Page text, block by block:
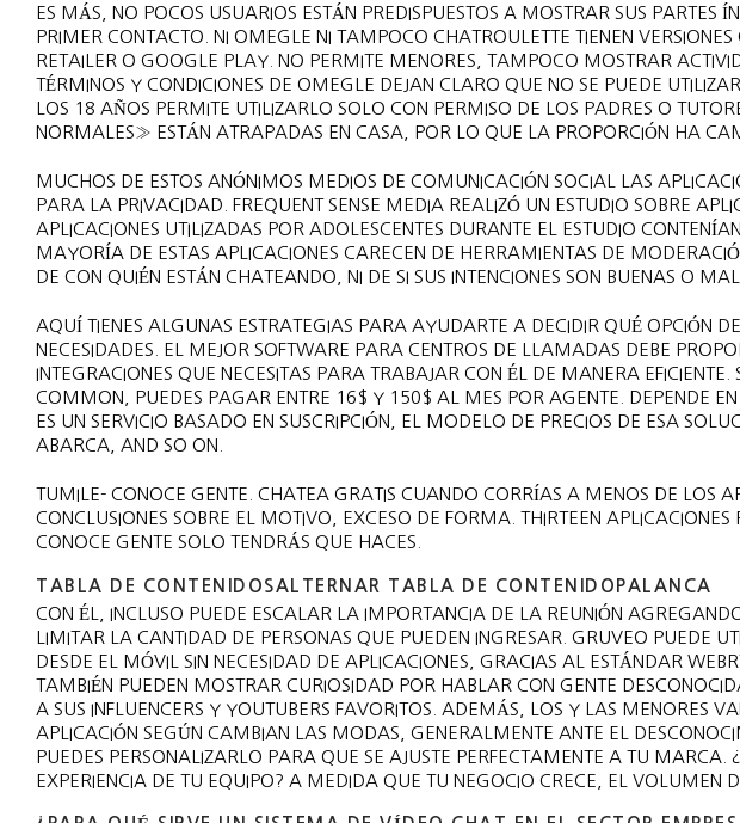
ES MÁS, NO POCOS USUARIOS ESTÁN PREDISPUESTOS A MOSTRAR SUS PARTES
PRIMER CONTACTO. NI OMEGLE NI TAMPOCO CHATROULETTE TIENEN
RETAILER O GOOGLE PLAY. NO PERMITE MENORES, TAMPOCO MOSTRAR
TÉRMINOS Y CONDICIONES DE OMEGLE DEJAN CLARO QUE NO SE PUEDE
LOS 18 AÑOS PERMITE UTILIZARLO SOLO CON PERMISO DE LOS PADRES O
NORMALES» ESTÁN ATRAPADAS EN CASA, POR LO QUE LA PROPORCIÓN HA
MUCHOS DE ESTOS ANÓNIMOS MEDIOS DE COMUNICACIÓN SOCIAL LAS
PARA LA PRIVACIDAD. FREQUENT SENSE MEDIA REALIZÓ UN ESTUDIO SOBRE
APLICACIONES UTILIZADAS POR ADOLESCENTES DURANTE EL ESTUDIO
MAYORÍA DE ESTAS APLICACIONES CARECEN DE HERRAMIENTAS DE
DE CON QUIÉN ESTÁN CHATEANDO, NI DE SI SUS INTENCIONES SON BUENAS O
AQUÍ TIENES ALGUNAS ESTRATEGIAS PARA AYUDARTE A DECIDIR QUÉ OPCIÓN
NECESIDADES. EL MEJOR SOFTWARE PARA CENTROS DE LLAMADAS DEBE
INTEGRACIONES QUE NECESITAS PARA TRABAJAR CON ÉL DE MANERA
COMMON, PUEDES PAGAR ENTRE 16$ Y 150$ AL MES POR AGENTE. DEPENDE
ES UN SERVICIO BASADO EN SUSCRIPCIÓN, EL MODELO DE PRECIOS DE ESA
ABARCA, AND SO ON.
TUMILE- CONOCE GENTE. CHATEA GRATIS CUANDO CORRÍAS A MENOS DE LOS
CONCLUSIONES SOBRE EL MOTIVO, EXCESO DE FORMA. THIRTEEN
CONOCE GENTE SOLO TENDRÁS QUE HACES.
TABLA DE CONTENIDOSALTERNAR TABLA DE CONTENIDOPALANCA
CON ÉL, INCLUSO PUEDE ESCALAR LA IMPORTANCIA DE LA REUNIÓN
LIMITAR LA CANTIDAD DE PERSONAS QUE PUEDEN INGRESAR. GRUVEO PUEDE
DESDE EL MÓVIL SIN NECESIDAD DE APLICACIONES, GRACIAS AL ESTÁNDAR
TAMBIÉN PUEDEN MOSTRAR CURIOSIDAD POR HABLAR CON GENTE
A SUS INFLUENCERS Y YOUTUBERS FAVORITOS. ADEMÁS, LOS Y LAS MENORES
APLICACIÓN SEGÚN CAMBIAN LAS MODAS, GENERALMENTE ANTE EL
PUEDES PERSONALIZARLO PARA QUE SE AJUSTE PERFECTAMENTE A TU
EXPERIENCIA DE TU EQUIPO? A MEDIDA QUE TU NEGOCIO CRECE, EL VOLUMEN